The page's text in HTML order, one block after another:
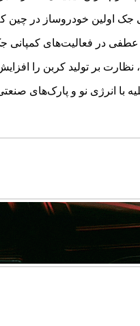
جک اولین خودروساز در چین
عطفی در فعالیت‌های